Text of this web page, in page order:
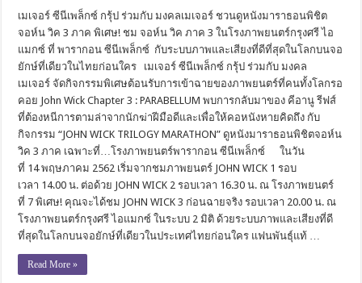
เมเจอร์ ซีนีเพล็กซ์ กรุ้ป ร่วมกับ มงคลเมเจอร์ ชวนดูหนังมาราธอนพิชิต
จอห์น วิค 3 ภาค พิเศษ! ชม จอห์น วิค ภาค 3 ในโรงภาพยนตร์กรุงศรี ไอ
แมกซ์ ที่ พารากอน ซีนีเพล็กซ์ กับระบบภาพและเสียงที่ดีที่สุดในโลกบนจอ
ยักษ์ที่เดียวในไทยก่อนใคร เมเจอร์ ซีนีเพล็กซ์ กรุ้ป ร่วมกับ มงคล
เมเจอร์ จัดกิจกรรมพิเศษต้อนรับการเข้าฉายของภาพยนตร์ที่คนทั้งโลกรอ
คอย John Wick Chapter 3 : PARABELLUM พบการกลับมาของ คีอานู รีฟส์
ที่ต้องหนีการตามล่าจากนักฆ่าฝีมือดีและเพื่อให้คอหนังหายคิดถึง กับ
กิจกรรม “JOHN WICK TRILOGY MARATHON” ดูหนังมาราธอนพิชิตจอห์น
วิค 3 ภาค เฉพาะที่…โรงภาพยนตร์พารากอน ซีนีเพล็กซ์ ในวัน
ที่ 14 พฤษภาคม 2562 เริ่มจากชมภาพยนตร์ JOHN WICK 1 รอบ
เวลา 14.00 น. ต่อด้วย JOHN WICK 2 รอบเวลา 16.30 น. ณ โรงภาพยนตร์
ที่ 7 พิเศษ! คุณจะได้ชม JOHN WICK 3 ก่อนฉายจริง รอบเวลา 20.00 น. ณ
โรงภาพยนตร์กรุงศรี ไอแมกซ์ ในระบบ 2 มิติ ด้วยระบบภาพและเสียงที่ดี
ที่สุดในโลกบนจอยักษ์ที่เดียวในประเทศไทยก่อนใคร แฟนพันธุ์แท้ …
Read More »